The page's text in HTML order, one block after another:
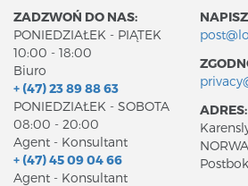
ZADZWOŃ DO NAS:
PONIEDZIAŁEK - PIĄTEK
10:00 - 18:00
Biuro
+ (47) 23 89 88 63
PONIEDZIAŁEK - SOBOTA
08:00 - 20:00
Agent - Konsultant
+ (47) 45 09 04 66
Agent - Konsultant
ADRES: